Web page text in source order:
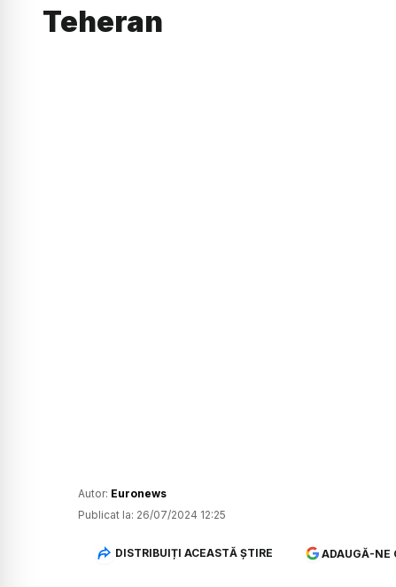
Teheran
Autor: Euronews
Publicat la: 26/07/2024 12:25
DISTRIBUIȚI ACEASTĂ ȘTIRE ADAUGĂ-NE